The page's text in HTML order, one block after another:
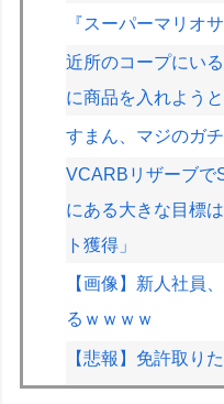
『スーパーマリオ
近所のコープにい
に商品を入れよう
すまん、マジのガ
VCARBリザーブで
にある大きな目標
ト獲得」
【画像】新人社員
るｗｗｗｗ
【悲報】免許取り
するｗｗｗｗ